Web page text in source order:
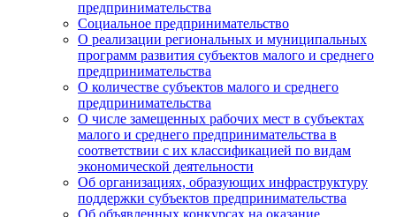
предпринимательства
Социальное предпринимательство
О реализации региональных и муниципальных
программ развития субъектов малого и среднего
предпринимательства
О количестве субъектов малого и среднего
предпринимательства
О числе замещенных рабочих мест в субъектах
малого и среднего предпринимательства в
соответствии с их классификацией по видам
экономической деятельности
Об организациях, образующих инфраструктуру
поддержки субъектов предпринимательства
Об объявленных конкурсах на оказание